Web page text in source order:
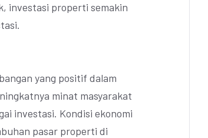
investasi properti semakin
yang positif dalam
minat masyarakat
investasi. Kondisi ekonomi
pasar properti di